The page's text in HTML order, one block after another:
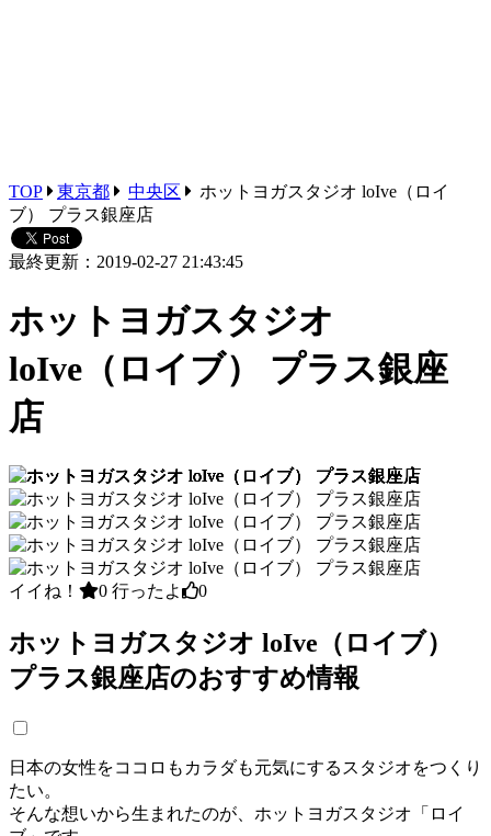
TOP 東京都 中央区
ホットヨガスタジオ loIve（ロイ
ブ） プラス銀座店
最終更新：2019-02-27 21:43:45
ホットヨガスタジオ
loIve（ロイブ） プラス銀座
店
イイね！ 0 行ったよ 0
ホットヨガスタジオ loIve（ロイブ）
プラス銀座店のおすすめ情報
日本の女性をココロもカラダも元気にするスタジオをつくり
たい。
そんな想いから生まれたのが、ホットヨガスタジオ「ロイ